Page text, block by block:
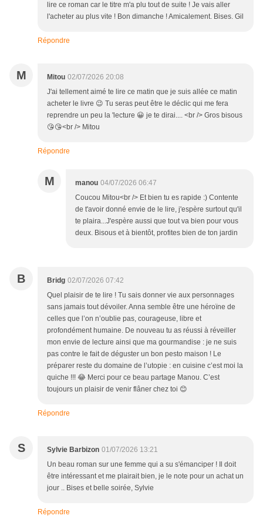
lire ce roman car le titre m'a plu tout de suite ! Je vais aller
l'acheter au plus vite ! Bon dimanche ! Amicalement. Bises. Gil
Répondre
M Mitou 02/07/2026 20:08
J'ai tellement aimé te lire ce matin que je suis allée ce matin
acheter le livre 😉 Tu seras peut être le déclic qui me fera
reprendre un peu la 'lecture 😀 je te dirai.... <br /> Gros bisous
😘😘<br /> Mitou
Répondre
M manou 04/07/2026 06:47
Coucou Mitou<br /> Et bien tu es rapide :) Contente
de t'avoir donné envie de le lire, j'espère surtout qu'il
te plaira...J'espère aussi que tout va bien pour vous
deux. Bisous et à bientôt, profites bien de ton jardin
B Bridg 02/07/2026 07:42
Quel plaisir de te lire ! Tu sais donner vie aux personnages
sans jamais tout dévoiler. Anna semble être une héroïne de
celles que l’on n’oublie pas, courageuse, libre et
profondément humaine. De nouveau tu as réussi à réveiller
mon envie de lecture ainsi que ma gourmandise : je ne suis
pas contre le fait de déguster un bon pesto maison ! Le
préparer reste du domaine de l’utopie : en cuisine c’est moi la
quiche !!! 😂 Merci pour ce beau partage Manou. C’est
toujours un plaisir de venir flâner chez toi 😊
Répondre
S Sylvie Barbizon 01/07/2026 13:21
Un beau roman sur une femme qui a su s'émanciper ! Il doit
être intéressant et me plairait bien, je le note pour un achat un
jour .. Bises et belle soirée, Sylvie
Répondre